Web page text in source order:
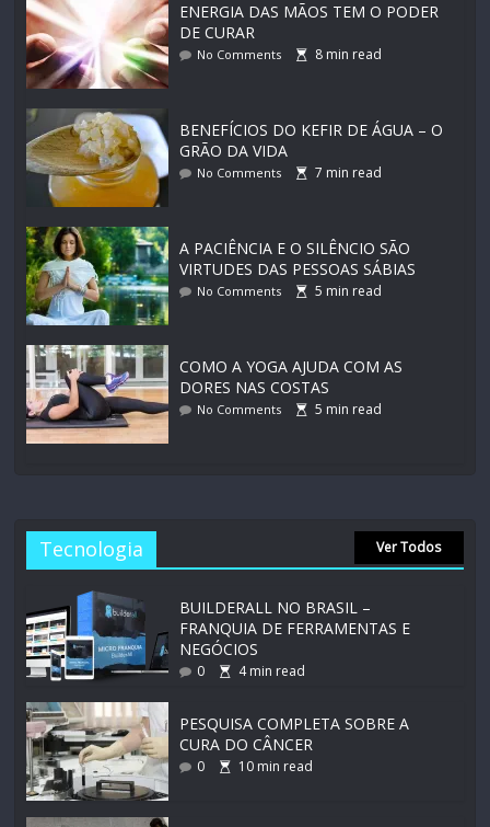
ENERGIA DAS MÃOS TEM O PODER
DE CURAR
No Comments 8 min read
BENEFÍCIOS DO KEFIR DE ÁGUA – O
GRÃO DA VIDA
No Comments 7 min read
A PACIÊNCIA E O SILÊNCIO SÃO
VIRTUDES DAS PESSOAS SÁBIAS
No Comments 5 min read
COMO A YOGA AJUDA COM AS
DORES NAS COSTAS
No Comments 5 min read
Tecnologia Ver Todos
BUILDERALL NO BRASIL –
FRANQUIA DE FERRAMENTAS E
NEGÓCIOS
0 4min read
PESQUISA COMPLETA SOBRE A
CURA DO CÂNCER
0 10 min read